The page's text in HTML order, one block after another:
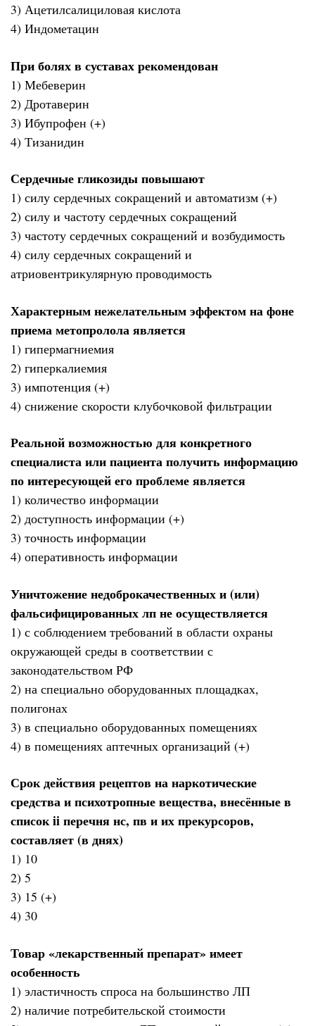
3) Ацетилсалициловая кислота
4) Индометацин
При болях в суставах рекомендован
1) Мебеверин
2) Дротаверин
3) Ибупрофен (+)
4) Тизанидин
Сердечные гликозиды повышают
1) силу сердечных сокращений и автоматизм (+)
2) силу и частоту сердечных сокращений
3) частоту сердечных сокращений и возбудимость
4) силу сердечных сокращений и
атриовентрикулярную проводимость
Характерным нежелательным эффектом на фоне
приема метопролола является
1) гипермагниемия
2) гиперкалиемия
3) импотенция (+)
4) снижение скорости клубочковой фильтрации
Реальной возможностью для конкретного
специалиста или пациента получить информацию
по интересующей его проблеме является
1) количество информации
2) доступность информации (+)
3) точность информации
4) оперативность информации
Уничтожение недоброкачественных и (или)
фальсифицированных лп не осуществляется
1) с соблюдением требований в области охраны
окружающей среды в соответствии с
законодательством РФ
2) на специально оборудованных площадках,
полигонах
3) в специально оборудованных помещениях
4) в помещениях аптечных организаций (+)
Срок действия рецептов на наркотические
средства и психотропные вещества, внесённые в
список ii перечня нс, пв и их прекурсоров,
составляет (в днях)
1) 10
2) 5
3) 15 (+)
4) 30
Товар «лекарственный препарат» имеет
особенность
1) эластичность спроса на большинство ЛП
2) наличие потребительской стоимости